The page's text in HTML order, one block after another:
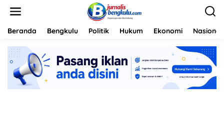
Beranda Bengkulu Politik Hukum Ekonomi Nasional